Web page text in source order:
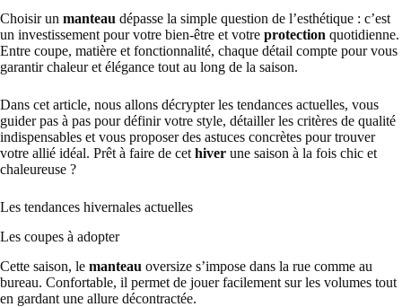
Choisir un manteau dépasse la simple question de l’esthétique : c’est
un investissement pour votre bien-être et votre protection quotidienne.
Entre coupe, matière et fonctionnalité, chaque détail compte pour vous
garantir chaleur et élégance tout au long de la saison.
Dans cet article, nous allons décrypter les tendances actuelles, vous
guider pas à pas pour définir votre style, détailler les critères de qualité
indispensables et vous proposer des astuces concrètes pour trouver
votre allié idéal. Prêt à faire de cet hiver une saison à la fois chic et
chaleureuse ?
Les tendances hivernales actuelles
Les coupes à adopter
Cette saison, le manteau oversize s’impose dans la rue comme au
bureau. Confortable, il permet de jouer facilement sur les volumes tout
en gardant une allure décontractée.